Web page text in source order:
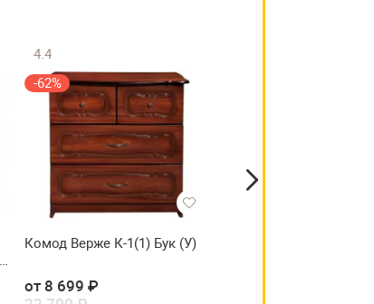
4.4
-62%
Комод Верже К-1(1) Бук (У)
от 8 699 ₽